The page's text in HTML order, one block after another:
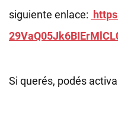
siguiente enlace:
Si querés, podés